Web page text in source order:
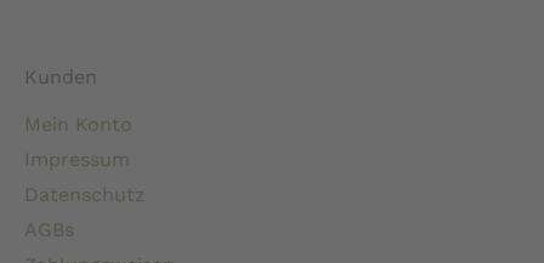
Kunden
Mein Konto
Impressum
Datenschutz
AGBs